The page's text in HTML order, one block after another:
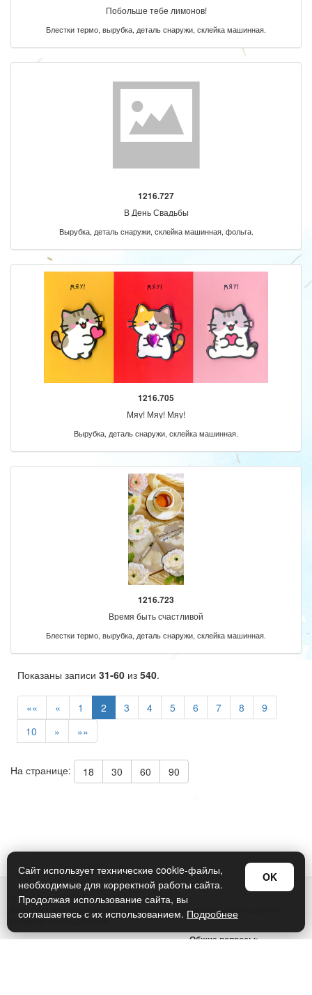
Побольше тебе лимонов!
Блестки термо, вырубка, деталь снаружи, склейка машинная.
1216.727
В День Свадьбы
Вырубка, деталь снаружи, склейка машинная, фольга.
1216.705
Мяу! Мяу! Мяу!
Вырубка, деталь снаружи, склейка машинная.
1216.723
Время быть счастливой
Блестки термо, вырубка, деталь снаружи, склейка машинная.
Показаны записи 31-60 из 540.
«« « 1 2 3 4 5 6 7 8
9
10
» »»
На странице: 18 30 60 90
© Арт Дизайн 2026
Политика конфиденциальности и обработки персональных данных
Правила использования
Общие вопросы:
Сайт использует технические cookie-файлы,
необходимые для корректной работы сайта.
Продолжая использование сайта, вы
соглашаетесь с их использованием. Подробнее
OK